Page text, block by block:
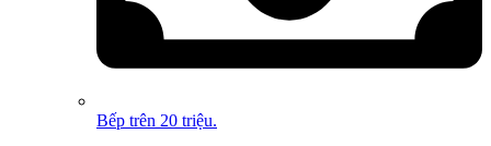
Bếp trên 20 triệu.